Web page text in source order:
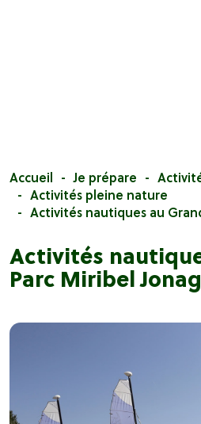
Accueil Je prépare
Activités pleine nature
Activités nautiques au
Activités
Parc Miribel